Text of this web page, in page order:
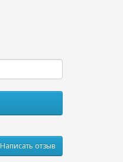
Написать отзыв